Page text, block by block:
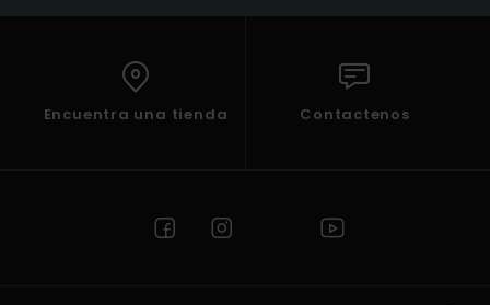
Encuentra una tienda Contactenos